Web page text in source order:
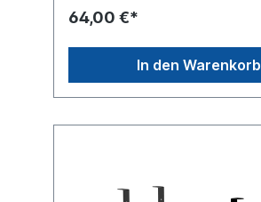
64,00 €*
In den Warenkorb